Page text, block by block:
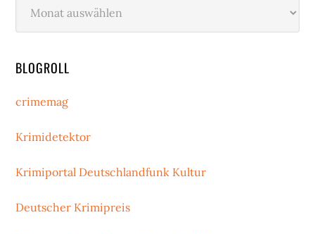
BLOGROLL
crimemag
Krimidetektor
Krimiportal Deutschlandfunk Kultur
Deutscher Krimipreis